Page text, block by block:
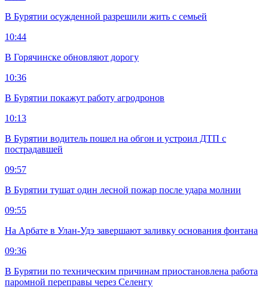
В Бурятии осужденной разрешили жить с семьей
10:44
В Горячинске обновляют дорогу
10:36
В Бурятии покажут работу агродронов
10:13
В Бурятии водитель пошел на обгон и устроил ДТП с
пострадавшей
09:57
В Бурятии тушат один лесной пожар после удара молнии
09:55
На Арбате в Улан-Удэ завершают заливку основания фонтана
09:36
В Бурятии по техническим причинам приостановлена работа
паромной переправы через Селенгу